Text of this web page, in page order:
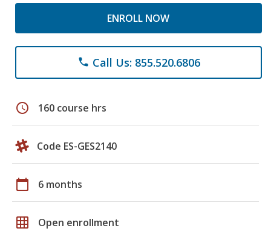
ENROLL NOW
phone Call Us: 855.520.6806
schedule 160 course hrs
Code ES-GES2140
calendar_today 6 months
grid_on Open enrollment